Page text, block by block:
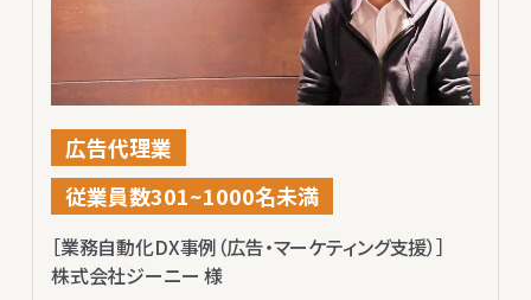
広告代理業
従業員数301~1000名未満
［業務自動化DX事例（広告・マーケティング支援）］
株式会社ジーニー 様